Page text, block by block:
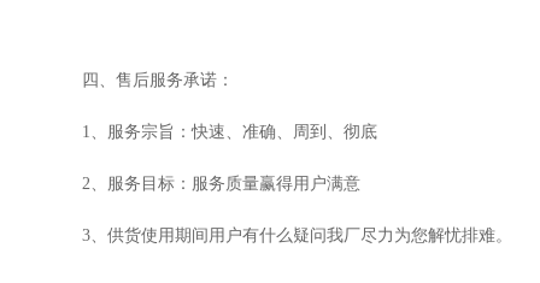
四、售后服务承诺：
1、服务宗旨：快速、准确、周到、彻底
2、服务目标：服务质量赢得用户满意
3、供货使用期间用户有什么疑问我厂尽力为您解忧排难。